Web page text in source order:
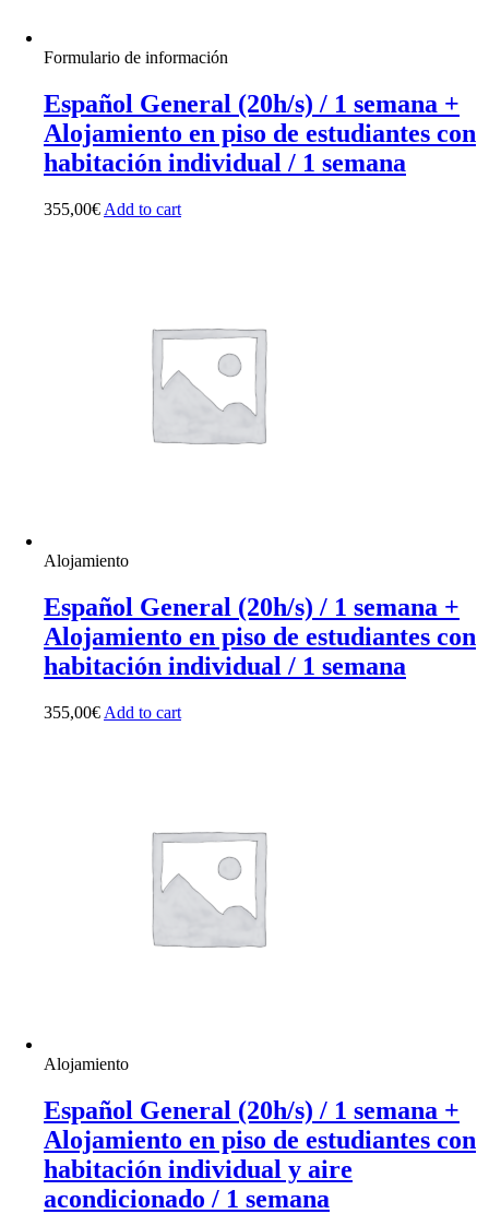
Formulario de información
Español General (20h/s) / 1 semana +
Alojamiento en piso de estudiantes con
habitación individual / 1 semana
355,00€ Add to cart
Alojamiento
Español General (20h/s) / 1 semana +
Alojamiento en piso de estudiantes con
habitación individual / 1 semana
355,00€ Add to cart
Alojamiento
Español General (20h/s) / 1 semana +
Alojamiento en piso de estudiantes con
habitación individual y aire
acondicionado / 1 semana